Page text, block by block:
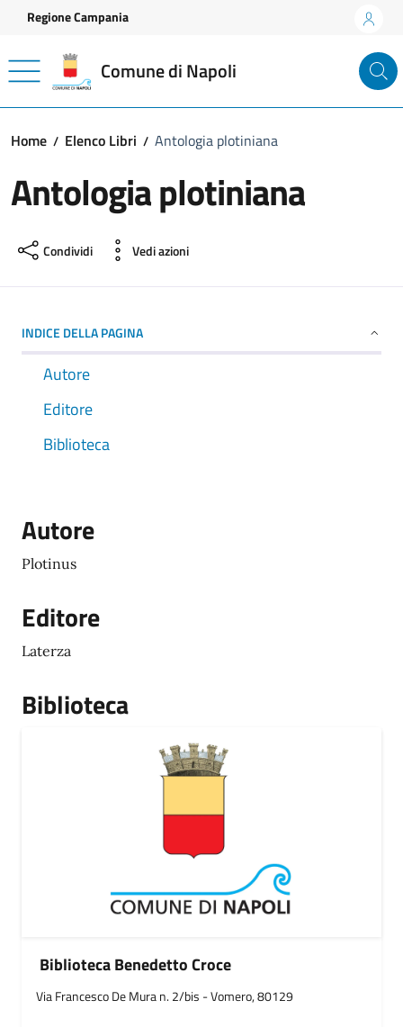
Vai ai contenuti
Vai al footer
Regione Campania
Comune di Napoli
Home Elenco Libri Antologia plotiniana
Antologia plotiniana
Condividi Vedi azioni
INDICE DELLA PAGINA
Autore
Editore
Biblioteca
Autore
Plotinus
Editore
Laterza
Biblioteca
Biblioteca Benedetto Croce
Via Francesco De Mura n. 2/bis - Vomero, 80129